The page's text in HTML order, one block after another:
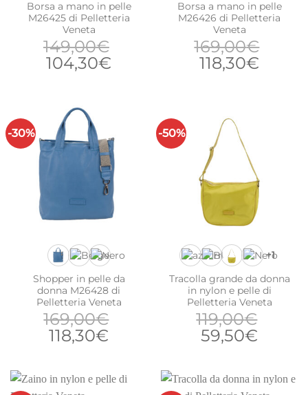
Borsa a mano in pelle
M26425 di Pelletteria
Veneta
149,00€
Il
era:
149,00€.
104,30€
104,30€.
Borsa a mano in pelle
M26426 di Pelletteria
Veneta
169,00€
Il
169,00€.
118,30€
-30%
Shopper in pelle da
donna M26428 di
Pelletteria Veneta
169,00€
Il
prezzo
era:
118,30€
attuale
è:
-50%
+1
Tracolla grande da donna
in nylon e pelle di
Pelletteria Veneta
119,00€
Il
prezzo
era:
59,50€
è: